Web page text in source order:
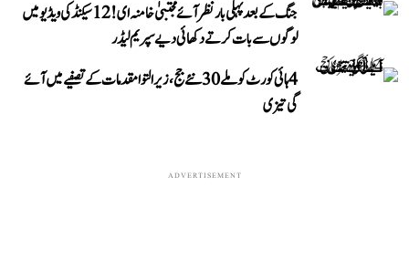
جنگ کے بعد پہلی بار نظر آئے مجتبیٰ خامنہ ای! 12 سیکنڈ کی ویڈیو میں
لوگوں سے بات کرتے دکھائی دیے سپریم لیڈر
4 ہائی کورٹ کو ملے 30 نئے جج، زیر التوا مقدمات کے تصفیے میں آئے
گی تیزی
ADVERTISEMENT